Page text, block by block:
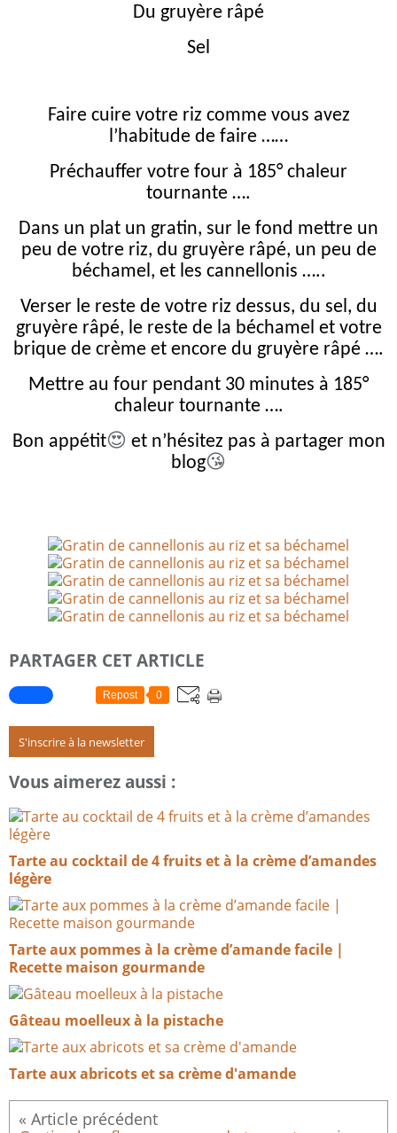
Du gruyère râpé
Sel
Faire cuire votre riz comme vous avez
l’habitude de faire ……
Préchauffer votre four à 185° chaleur
tournante ….
Dans un plat un gratin, sur le fond mettre un
peu de votre riz, du gruyère râpé, un peu de
béchamel, et les cannellonis …..
Verser le reste de votre riz dessus, du sel, du
gruyère râpé, le reste de la béchamel et votre
brique de crème et encore du gruyère râpé ….
Mettre au four pendant 30 minutes à 185°
chaleur tournante ….
Bon appétit😍 et n’hésitez pas à partager mon
blog😘
PARTAGER CET ARTICLE
Repost 0
S'inscrire à la newsletter
Vous aimerez aussi :
Tarte au cocktail de 4 fruits et à la crème d’amandes
légère
Tarte aux pommes à la crème d’amande facile |
Recette maison gourmande
Gâteau moelleux à la pistache
Tarte aux abricots et sa crème d'amande